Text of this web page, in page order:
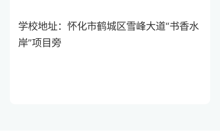
学校地址：怀化市鹤城区雪峰大道“书香水
岸”项目旁